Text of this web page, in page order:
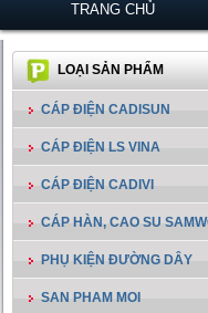
TRANG CHỦ
LOẠI SẢN PHẨM
CÁP ĐIỆN CADISUN
CÁP ĐIỆN LS VINA
CÁP ĐIỆN CADIVI
CÁP HÀN, CAO SU
PHỤ KIỆN ĐƯỜNG DÂY
SAN PHAM MOI